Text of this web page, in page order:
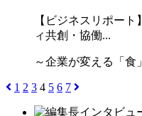
【ビジネスリポー
ィ共創・協働...
～企業が変える「食
1 2 3 4 5 6 7